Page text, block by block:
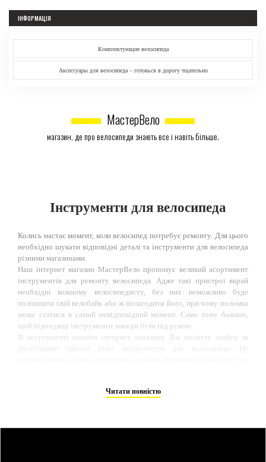
ІНФОРМАЦІЯ
Комплектующие велосипеда
Аксессуары для велосипеда – готовься в дорогу тщательно
МастерВело
магазин, де про велосипеди знають все і навіть більше.
Інструменти для велосипеда
Колись настає момент, коли велосипед потребує ремонту. Для цього
необхідно шукати відповідні деталі та інструменти для велосипеда
різними магазинами.
Наш інтернет магазин МастерВело пропонує великий асортимент
інструментів для ремонту велосипеда. Адже такі пристрої вкрай
необхідні кожному велосипедисту, без них неможливо буде
поліпшити свій велобайк або ж полагодити його, при чому поломка
може статися в самий невідповідний момент. Саме тому бажано,
щоб підходящі інструменти завжди були під рукою.
В асортименті нашого інтернет магазину, Ви зможете знайти за
Іноді виникає необхідність подовжити або вкоротити велосипедний
такий інструмент як вичавки ланцюга. Вона допомагає легко
Читати повністю